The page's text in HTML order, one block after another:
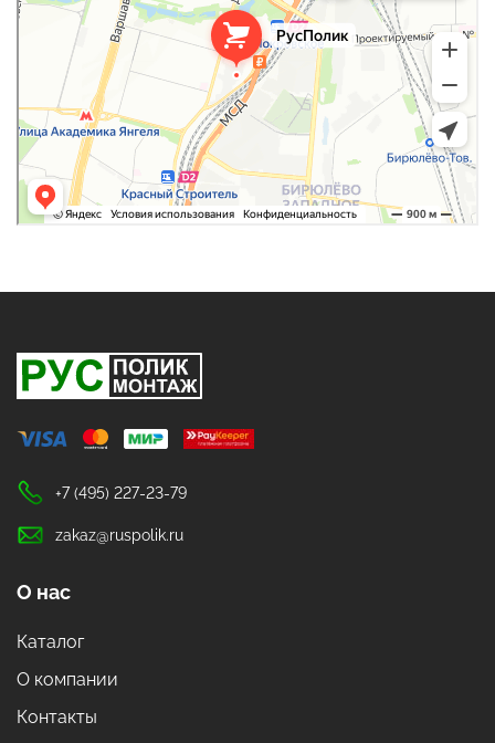
+7 (495) 227-23-79
zakaz@ruspolik.ru
О нас
Каталог
О компании
Контакты